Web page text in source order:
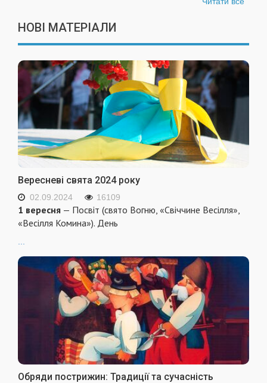
НОВІ МАТЕРІАЛИ
Вересневі свята 2024 року
02.09.2024 16109
1 вересня — Посвіт (свято Вогню, «Свіччине Весілля»,
«Весілля Комина»). День
...
Обряди пострижин: Традиції та сучасність